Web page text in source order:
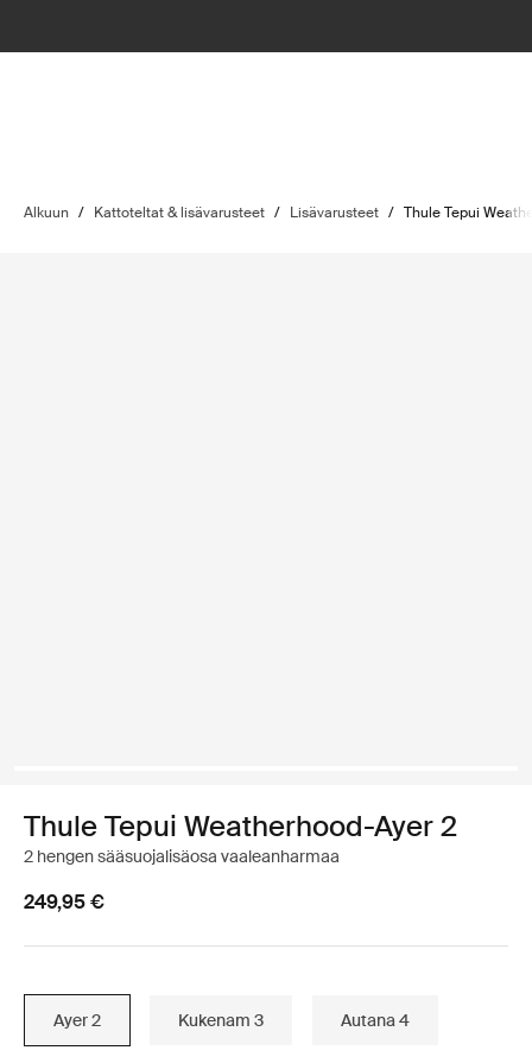
Alkuun / Kattoteltat & lisävarusteet / Lisävarusteet / Thule Tepui
Thule Tepui Weatherhood-Ayer 2
2 hengen sääsuojalisäosa vaaleanharmaa
249,95 €
Ayer 2 Kukenam 3 Autana 4